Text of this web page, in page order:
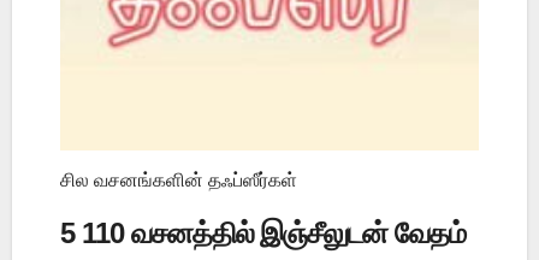
சில வசனங்களின் தஃப்ஸீர்கள்
5 110 வசனத்தில் இஞ்சீலுடன் வேதம்